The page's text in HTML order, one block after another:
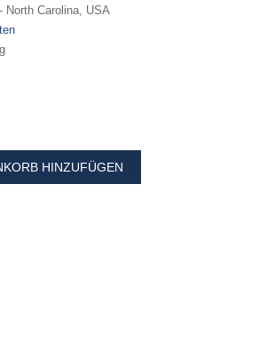
North Carolina, USA
HINZUFÜGEN